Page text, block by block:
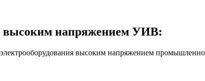
высоким напряжением УИВ:
высоким напряжением